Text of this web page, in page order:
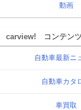
動画
carview! コンテン
自動車最新ニ
自動車カタ
車買取